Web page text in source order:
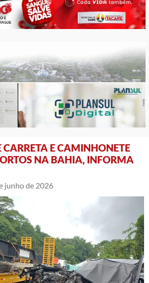
CARRETA E CAMINHONETE
NA BAHIA, INFORMA
junho de 2026